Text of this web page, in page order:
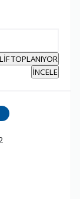
TOPLANIYOR
İNCELE